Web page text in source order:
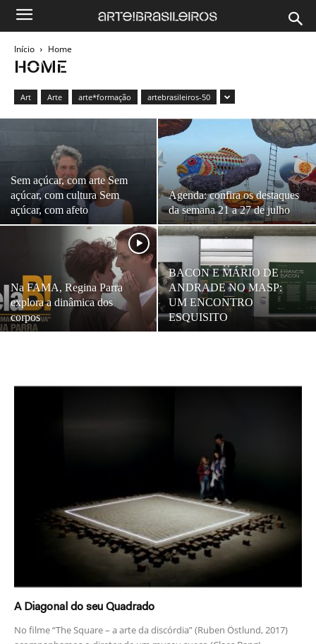
Início Home
HOME
Art Arte arte*formação artebrasileiros-50
Sem açúcar, com arte Sem
açúcar, com cultura Sem
açúcar, com afeto
Agenda: confira os destaques
da semana 21 a 27 de julho
Na FAMA, Regina Parra
explora a dinâmica dos
corpos
BACON E MÁRIO DE
ANDRADE NO MASP:
UM ENCONTRO
ESQUISITO
A Diagonal do seu Quadrado
No filme “The Square – a arte da discórdia” (Ruben Östlund, 2017)